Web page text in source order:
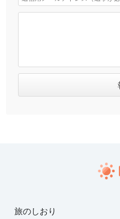
旅のしおり